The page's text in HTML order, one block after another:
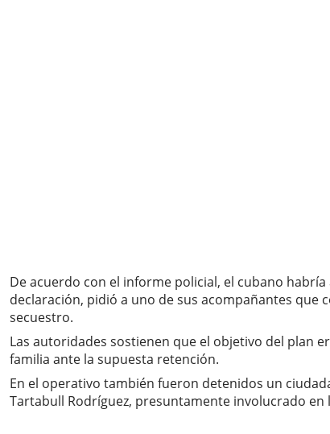
De acuerdo con el informe policial, el cubano
declaración, pidió a uno de sus acompañantes
secuestro.
Las autoridades sostienen que el objetivo del plan
familia ante la supuesta retención.
En el operativo también fueron detenidos un
Tartabull Rodríguez, presuntamente involucrado